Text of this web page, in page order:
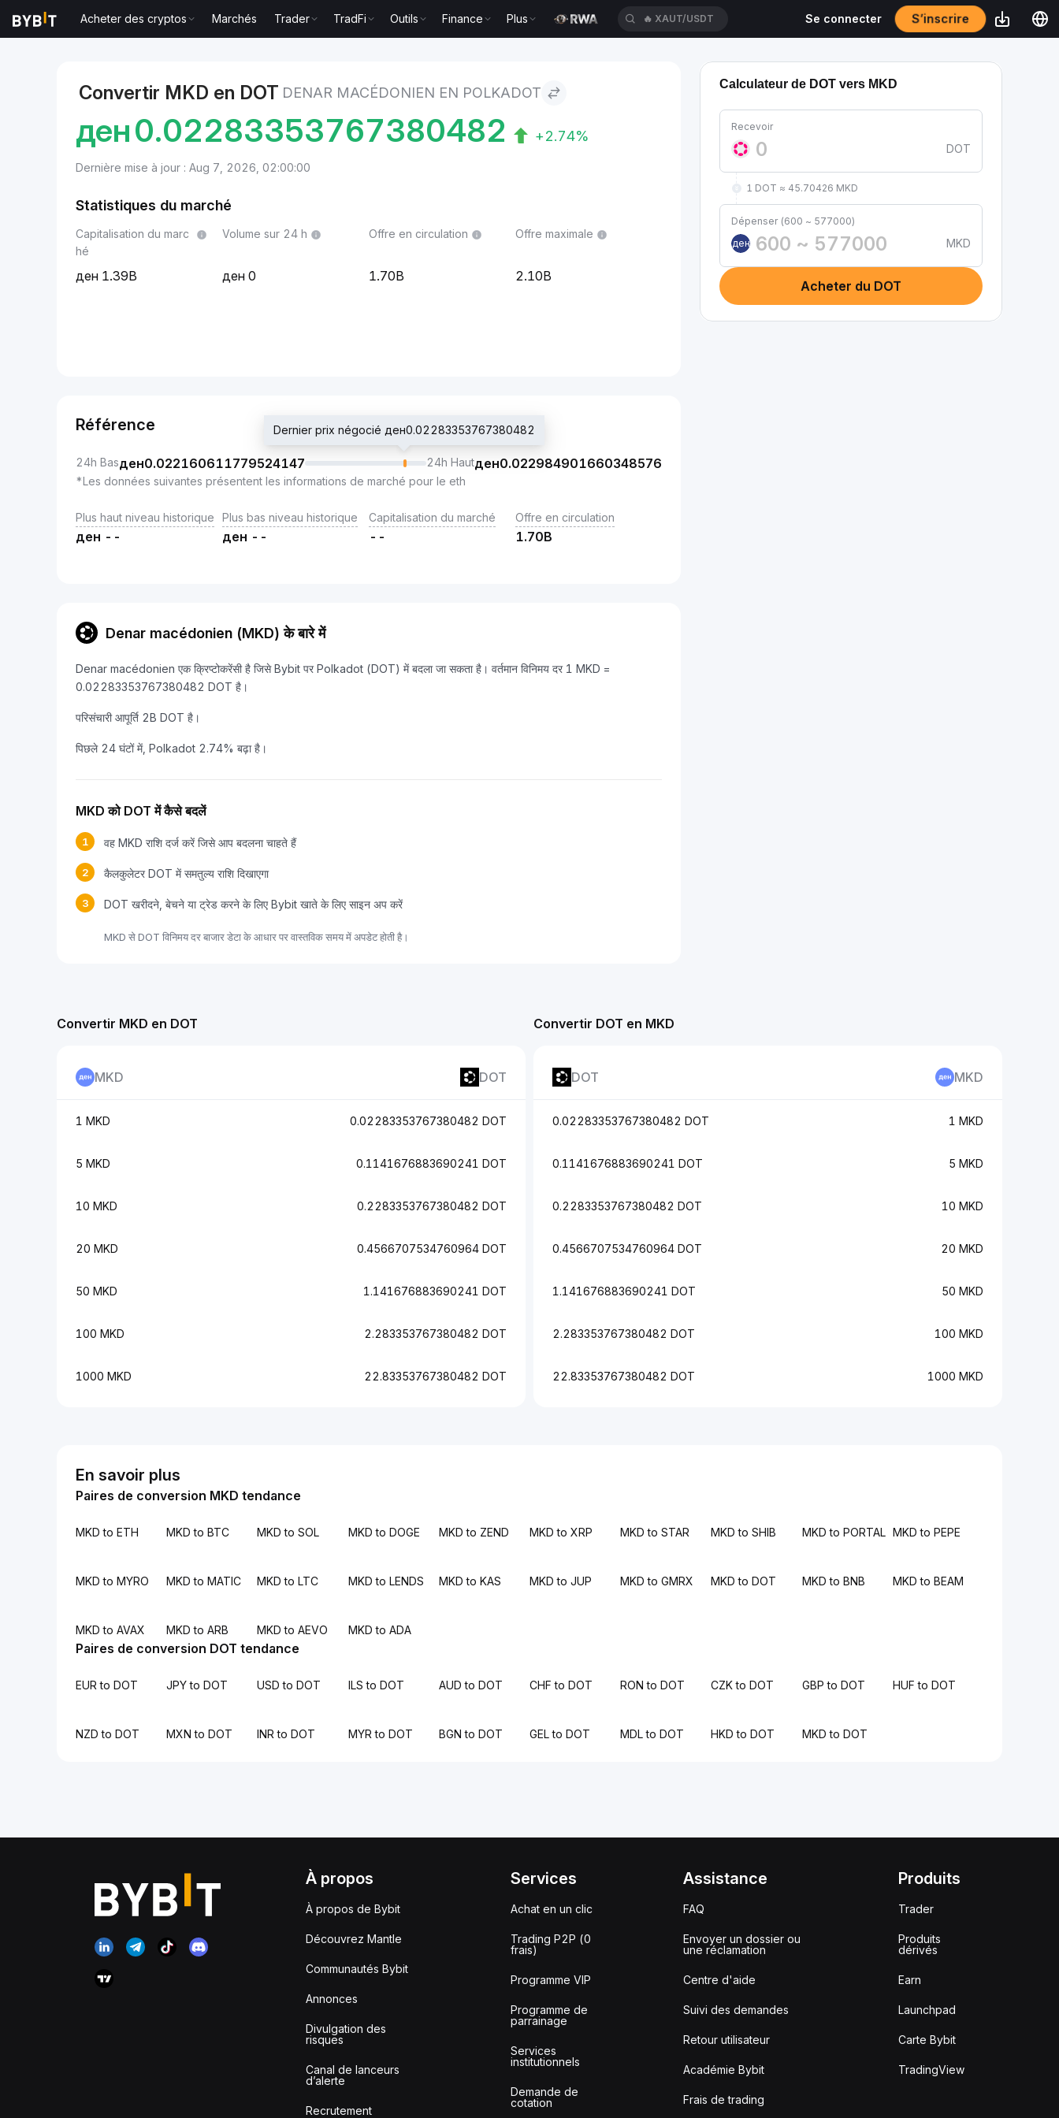
Acheter des cryptos Marchés Trader TradFi Outils Finance Plus 🔥 XAUT/USDT Se connecter S’inscrire
Convertir MKD en DOT DENAR MACÉDONIEN EN POLKADOT
ден0.02283353767380482 +2.74%
Dernière mise à jour : Aug 7, 2026, 02:00:00
Statistiques du marché
Capitalisation du marc
hé
1.39B
Volume sur 24 h
0
Offre en circulation
1.70B
Offre maximale
2.10B
Référence
24h Basден0.022160611779524147
Dernier prix négocié ден0.02283353767380482
24h Hautден0.022984901660348576
*Les données suivantes présentent les informations de marché pour le eth
Plus haut niveau historique
ден --
Plus bas niveau historique
ден --
Capitalisation du marché
--
Offre en circulation
1.70B
Denar macédonien (MKD) के बारे में
Denar macédonien एक क्रिप्टोकरेंसी है जिसे Bybit पर Polkadot (DOT) में बदला जा सकता है। वर्तमान विनिमय दर 1 MKD =
0.02283353767380482 DOT है।
परिसंचारी आपूर्ति 2B DOT है।
पिछले 24 घंटों में, Polkadot 2.74% बढ़ा है।
MKD को DOT में कैसे बदलें
1 वह MKD राशि दर्ज करें जिसे आप बदलना चाहते हैं
2 कैलकुलेटर DOT में समतुल्य राशि दिखाएगा
3 DOT खरीदने, बेचने या ट्रेड करने के लिए Bybit खाते के लिए साइन अप करें
MKD से DOT विनिमय दर बाजार डेटा के आधार पर वास्तविक समय में अपडेट होती है।
Calculateur de DOT vers MKD
Recevoir
DOT
1 DOT ≈ 45.70426 MKD
Dépenser (600 ~ 577000)
ден
MKD
Acheter du DOT
Convertir DOT en MKD
DOT MKD
0.02283353767380482 DOT 1 MKD
0.1141676883690241 DOT 5 MKD
0.2283353767380482 DOT 10 MKD
0.4566707534760964 DOT 20 MKD
1.141676883690241 DOT 50 MKD
2.283353767380482 DOT 100 MKD
22.83353767380482 DOT 1000 MKD
Convertir MKD en DOT
MKD DOT
1 MKD 0.02283353767380482 DOT
5 MKD 0.1141676883690241 DOT
10 MKD 0.2283353767380482 DOT
20 MKD 0.4566707534760964 DOT
50 MKD 1.141676883690241 DOT
100 MKD 2.283353767380482 DOT
1000 MKD 22.83353767380482 DOT
En savoir plus
Paires de conversion MKD tendance
MKD to ETH MKD to BTC MKD to SOL MKD to DOGE MKD to ZEND MKD to XRP MKD to STAR MKD to SHIB MKD to PORTAL MKD to PEPE
MKD to MYRO MKD to MATIC MKD to LTC MKD to LENDS MKD to KAS MKD to JUP MKD to GMRX MKD to DOT MKD to BNB MKD to BEAM
MKD to AVAX MKD to ARB MKD to AEVO MKD to ADA
Paires de conversion DOT tendance
EUR to DOT JPY to DOT USD to DOT ILS to DOT AUD to DOT CHF to DOT RON to DOT CZK to DOT GBP to DOT HUF to DOT
NZD to DOT MXN to DOT INR to DOT MYR to DOT BGN to DOT GEL to DOT MDL to DOT HKD to DOT MKD to DOT
À propos
À propos de Bybit
Découvrez Mantle
Communautés Bybit
Annonces
Divulgation des
risques
Canal de lanceurs
d’alerte
Recrutement
Services
Achat en un clic
Trading P2P (0
frais)
Programme VIP
Programme de
parrainage
Services
institutionnels
Demande de
cotation
Assistance
FAQ
Envoyer un dossier ou
une réclamation
Centre d'aide
Suivi des demandes
Retour utilisateur
Académie Bybit
Frais de trading
Produits
Trader
Produits
dérivés
Earn
Launchpad
Carte Bybit
TradingView